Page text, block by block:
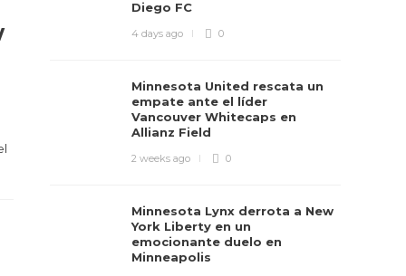
Diego FC
4 days ago 0
Minnesota United rescata un
empate ante el líder
Vancouver Whitecaps en
Allianz Field
2 weeks ago 0
Minnesota Lynx derrota a New
York Liberty en un
emocionante duelo en
Minneapolis